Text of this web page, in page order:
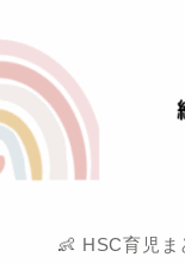
👶 HSC育児ま